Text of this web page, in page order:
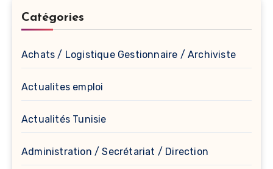
Catégories
Achats / Logistique Gestionnaire / Archiviste
Actualites emploi
Actualités Tunisie
Administration / Secrétariat / Direction